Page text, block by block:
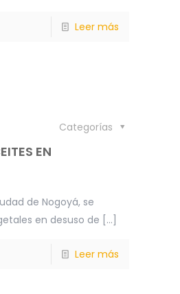
Leer más
Categorías
EN
de Nogoyá, se
en desuso de […]
Leer más